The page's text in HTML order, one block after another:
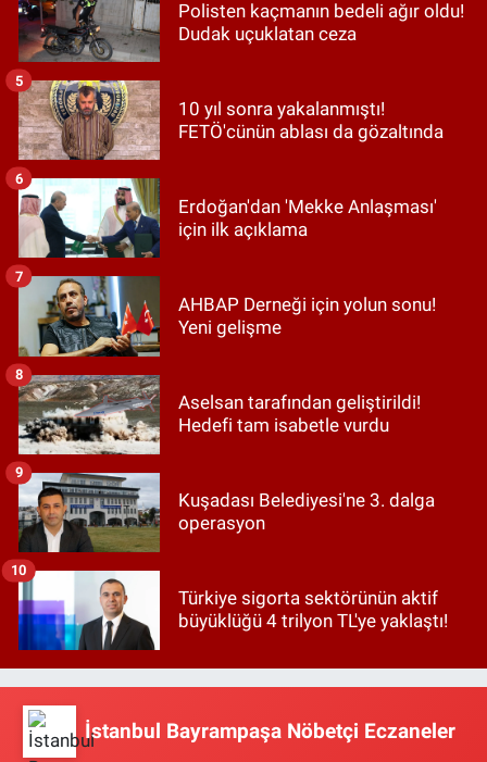
Polisten kaçmanın bedeli ağır oldu!
Dudak uçuklatan ceza
10 yıl sonra yakalanmıştı!
FETÖ'cünün ablası da gözaltında
5
Erdoğan'dan 'Mekke Anlaşması'
için ilk açıklama
6
AHBAP Derneği için yolun sonu!
Yeni gelişme
7
Aselsan tarafından geliştirildi!
Hedefi tam isabetle vurdu
8
Kuşadası Belediyesi'ne 3. dalga
operasyon
9
Türkiye sigorta sektörünün aktif
büyüklüğü 4 trilyon TL'ye yaklaştı!
10
İstanbul Bayrampaşa Nöbetçi Eczaneler